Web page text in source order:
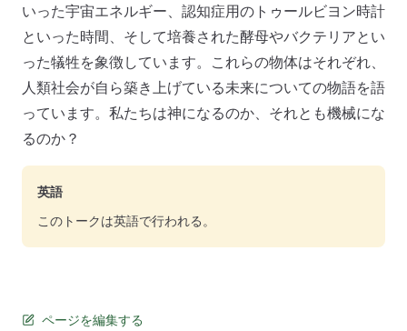
いった宇宙エネルギー、認知症用のトゥールビヨン時計
といった時間、そして培養された酵母やバクテリアとい
った犠牲を象徴しています。これらの物体はそれぞれ、
人類社会が自ら築き上げている未来についての物語を語
っています。私たちは神になるのか、それとも機械にな
るのか？
英語
このトークは英語で行われる。
ページを編集する